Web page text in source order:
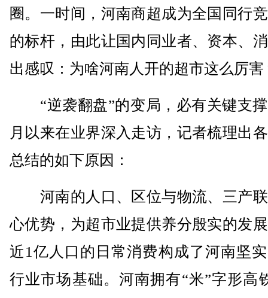
圈。一时间，河南商超成为全国同行
的标杆，由此让国内同业者、资本、
出感叹：为啥河南人开的超市这么厉害
“逆袭翻盘”的变局，必有关键支
月以来在业界深入走访，记者梳理出
总结的如下原因：
河南的人口、区位与物流、三产
心优势，为超市业提供养分殷实的发
近1亿人口的日常消费构成了河南坚
行业市场基础。河南拥有“米”字形高